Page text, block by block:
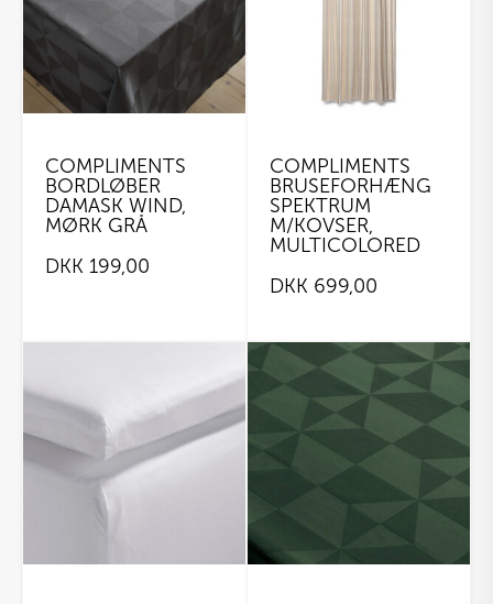
COMPLIMENTS
BORDLØBER
DAMASK WIND,
MØRK GRÅ
DKK 199,00
COMPLIMENTS
BRUSEFORHÆNG
SPEKTRUM
M/KOVSER,
MULTICOLORED
DKK 699,00